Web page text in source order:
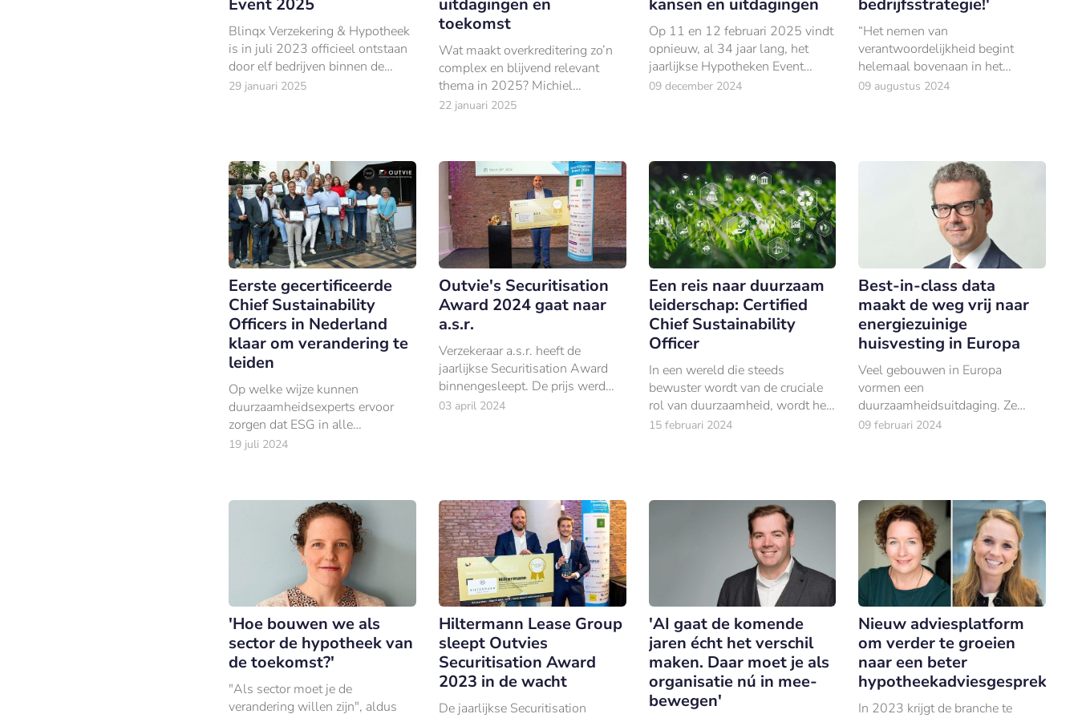
Event 2025
Blinqx Verzekering & Hypotheek
is in juli 2023 officieel ontstaan
door elf bedrijven binnen de
financiële dienstverlening samen
29 januari 2025
uitdagingen en
toekomst
Wat maakt overkreditering zo’n
complex en blijvend relevant
thema in 2025? Michiel
Claassen, advocaat bij FIZ
22 januari 2025
kansen en uitdagingen
Op 11 en 12 februari 2025 vindt
opnieuw, al 34 jaar lang, het
jaarlijkse Hypotheken Event
plaats in Utrecht.
09 december 2024
bedrijfsstrategie!'
“Het nemen van
verantwoordelijkheid begint
helemaal bovenaan in het
bedrijf,” zegt Paul Schoenmakers,
09 augustus 2024
Eerste gecertificeerde
Chief Sustainability
Officers in Nederland
klaar om verandering te
leiden
Op welke wijze kunnen
duurzaamheidsexperts ervoor
zorgen dat ESG in alle
onderdelen van hun organisaties
19 juli 2024
Outvie's Securitisation
Award 2024 gaat naar
a.s.r.
Verzekeraar a.s.r. heeft de
jaarlijkse Securitisation Award
binnengesleept. De prijs werd
uitgereikt tijdens het jaarlijkse
03 april 2024
Een reis naar duurzaam
leiderschap: Certified
Chief Sustainability
Officer
In een wereld die steeds
bewuster wordt van de cruciale
rol van duurzaamheid, wordt het
steeds belangrijker voor bedrijven
15 februari 2024
Best-in-class data
maakt de weg vrij naar
energiezuinige
huisvesting in Europa
Veel gebouwen in Europa
vormen een
duurzaamheidsuitdaging. Ze
verbruiken 40% van de energie
09 februari 2024
'Hoe bouwen we als
sector de hypotheek van
de toekomst?'
"Als sector moet je de
verandering willen zijn", aldus
Hiltermann Lease Group
sleept Outvies
Securitisation Award
2023 in de wacht
De jaarlijkse Securitisation
'AI gaat de komende
jaren écht het verschil
maken. Daar moet je als
organisatie nú in mee-
bewegen'
Nieuw adviesplatform
om verder te groeien
naar een beter
hypotheekadviesgesprek
In 2023 krijgt de branche te